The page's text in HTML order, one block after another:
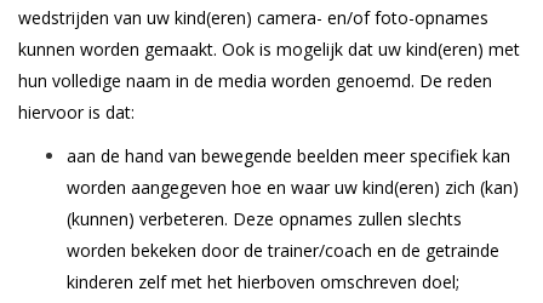
wedstrijden van uw kind(eren) camera- en/of foto-opnames
kunnen worden gemaakt. Ook is mogelijk dat uw kind(eren) met
hun volledige naam in de media worden genoemd. De reden
hiervoor is dat:
aan de hand van bewegende beelden meer specifiek kan
worden aangegeven hoe en waar uw kind(eren) zich (kan)
(kunnen) verbeteren. Deze opnames zullen slechts
worden bekeken door de trainer/coach en de getrainde
kinderen zelf met het hierboven omschreven doel;